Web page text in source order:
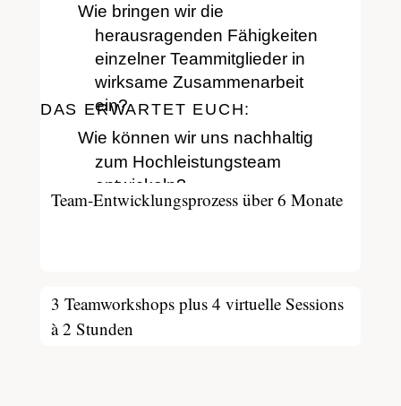
Wie bringen wir die
herausragenden Fähigkeiten
einzelner Teammitglieder in
wirksame Zusammenarbeit
ein?
Wie können wir uns nachhaltig
zum Hochleistungsteam
entwickeln?
DAS ERWARTET EUCH:
Team-Entwicklungsprozess über 6 Monate
3 Teamworkshops plus 4 virtuelle Sessions
à 2 Stunden